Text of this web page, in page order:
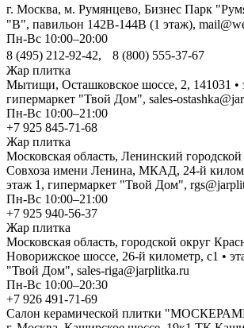
г. Москва, м. Румянцево, Бизнес Парк
"В", павильон 142В-144В (1 этаж),
Пн-Вс 10:00–20:00
8 (495) 212-92-42, 8 (800) 555-37-67
Жар плитка
Мытищи, Осташковское шоссе, 2, 141031 •
гипермаркет "Твой Дом", sales-
Пн-Вс 10:00–21:00
+7 925 845-71-68
Жар плитка
Московская область, Ленинский городской
Совхоза имени Ленина, МКАД, 24-й
этаж 1, гипермаркет "Твой Дом",
Пн-Вс 10:00–21:00
+7 925 940-56-37
Жар плитка
Московская область, городской округ
Новорижское шоссе, 26-й километр, с1 •
"Твой Дом", sales-riga@jarplitka.ru
Пн-Вс 10:00–20:30
+7 926 491-71-69
Салон керамической плитки